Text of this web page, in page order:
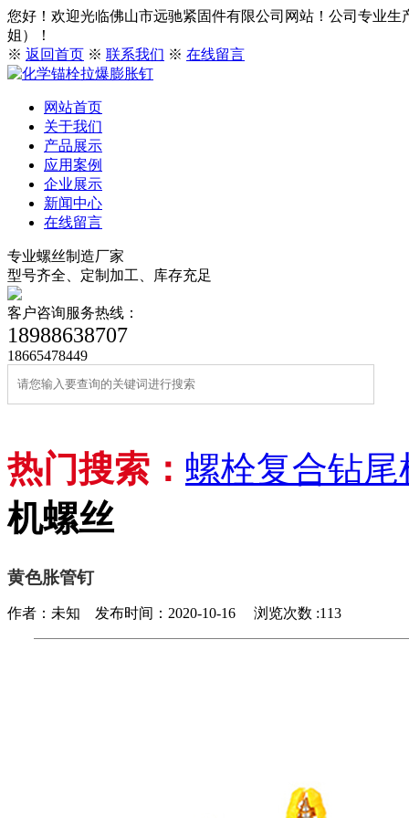
您好！欢迎光临佛山市远驰紧固件有限公司网站！公司专业
姐）！
※ 返回首页 ※ 联系我们 ※ 在线留言
网站首页
关于我们
产品展示
应用案例
企业展示
新闻中心
在线留言
专业螺丝制造厂家
型号齐全、定制加工、库存充足
客户咨询服务热线：
18988638707
18665478449
热门搜索： 螺栓复合钻尾
机螺丝
黄色胀管钉
作者：未知 发布时间：2020-10-16 浏览次数 :113